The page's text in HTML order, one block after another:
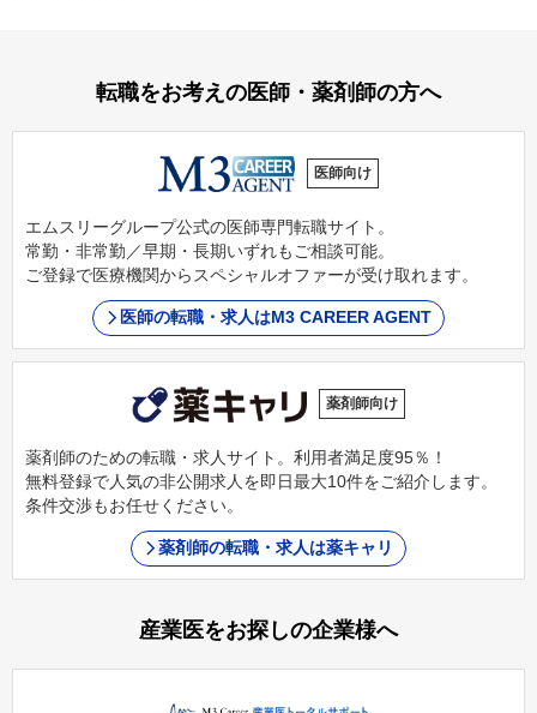
転職をお考えの医師・薬剤師の方へ
医師向け
エムスリーグループ公式の医師専門転職サイト。
常勤・非常勤／早期・長期いずれもご相談可能。
ご登録で医療機関からスペシャルオファーが受け取れます。
医師の転職・求人はM3 CAREER AGENT
薬剤師向け
薬剤師のための転職・求人サイト。利用者満足度95％！
無料登録で人気の非公開求人を即日最大10件をご紹介します。
条件交渉もお任せください。
薬剤師の転職・求人は薬キャリ
産業医をお探しの企業様へ